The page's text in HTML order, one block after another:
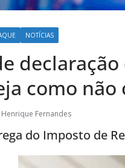
NOTÍCIAS
como
Henrique Fernandes
do Imposto de